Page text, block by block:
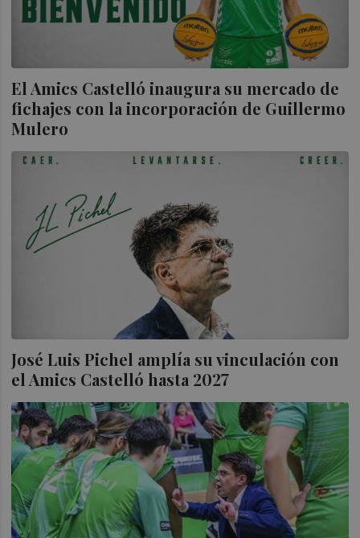
El Amics Castelló inaugura su mercado de
fichajes con la incorporación de Guillermo
Mulero
José Luis Pichel amplía su vinculación con
el Amics Castelló hasta 2027